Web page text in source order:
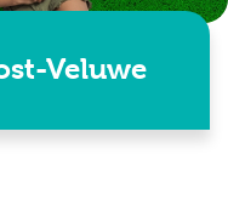
Veluwe